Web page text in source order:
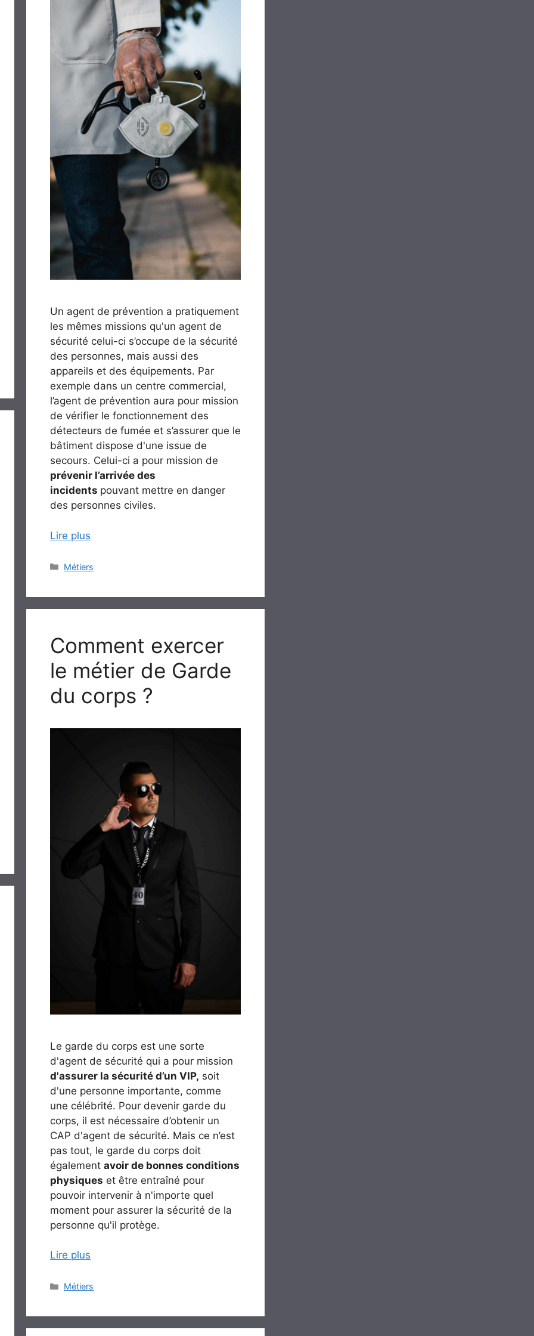
Un agent de prévention a pratiquement
les mêmes missions qu'un agent de
sécurité celui-ci s’occupe de la sécurité
des personnes, mais aussi des
appareils et des équipements. Par
exemple dans un centre commercial,
l’agent de prévention aura pour mission
de vérifier le fonctionnement des
détecteurs de fumée et s’assurer que le
bâtiment dispose d'une issue de
secours. Celui-ci a pour mission de
prévenir l’arrivée des
incidents pouvant mettre en danger
des personnes civiles.
Lire plus
Catégories
Métiers
Comment exercer
le métier de Garde
du corps ?
Le garde du corps est une sorte
d'agent de sécurité qui a pour mission
d'assurer la sécurité d’un VIP, soit
d'une personne importante, comme
une célébrité. Pour devenir garde du
corps, il est nécessaire d’obtenir un
CAP d'agent de sécurité. Mais ce n’est
pas tout, le garde du corps doit
également avoir de bonnes conditions
physiques et être entraîné pour
pouvoir intervenir à n'importe quel
moment pour assurer la sécurité de la
personne qu'il protège.
Lire plus
Catégories
Métiers